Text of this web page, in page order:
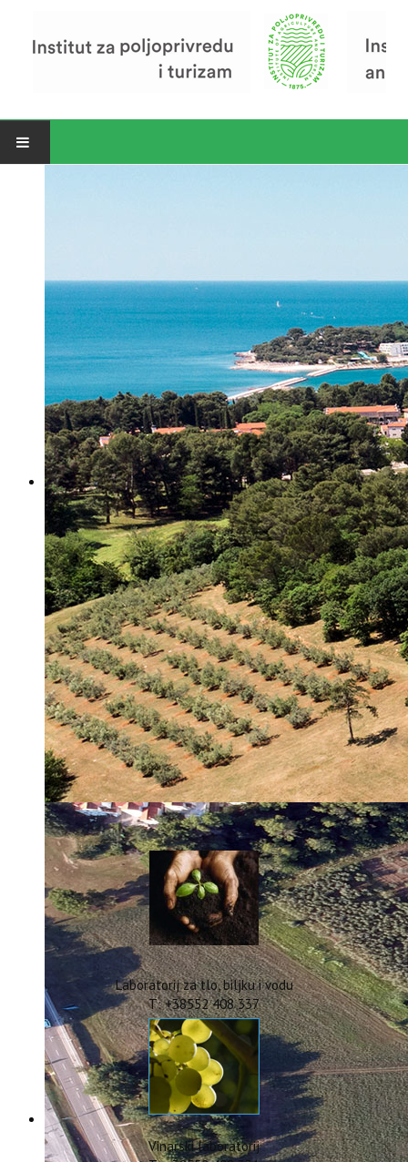
Zavod za poljoprivredu i prehranu
Zavod za ekonomiku i razvoj poljoprivrede
Zavod za turizam
Pokusno poljoprivredno imanje
Zaposlenici
Euraxess
Misija i vizija
Upravno Vijeće
Rad Upravnog vijeća
Znanstveno Vijeće
Rad Znanstvenog vijeća
Etičko povjerenstvo
Etički kodeks
Financiranje
Proračun
Potpore
PROGRAMSKO FINANCIRANJE
Izvještavanje po uredbi
Projekti Instituta
Dialogue4Tourism
REVIVE
WASTEREDUCE
MITOMED+
WINTERMED
CASTWATER
INHERIT
CONSUMLESS PLUS
IstraOILFest
ARHIVA PROJEKATA
IstraECOinclusive
Izdavačka djelatnost
Izbor u znanstvena zvanja
Dokumenti
Statut
Strategija
CIP
Pravo na pristup informacijama
Zaštita osobnih podataka
Godišnji izvještaj
Javna nabava
Natječaji za radna mjesta
Zakonodavni okvir
Akti Instituta
Linkovi
Laboratorij za tlo, biljku i vodu
T: +38552 408 337
Vinarski laboratorij